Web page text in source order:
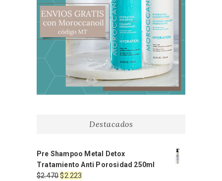
Destacados
Pre Shampoo Metal Detox
Tratamiento Anti Porosidad 250ml
$2.470El
$2.223